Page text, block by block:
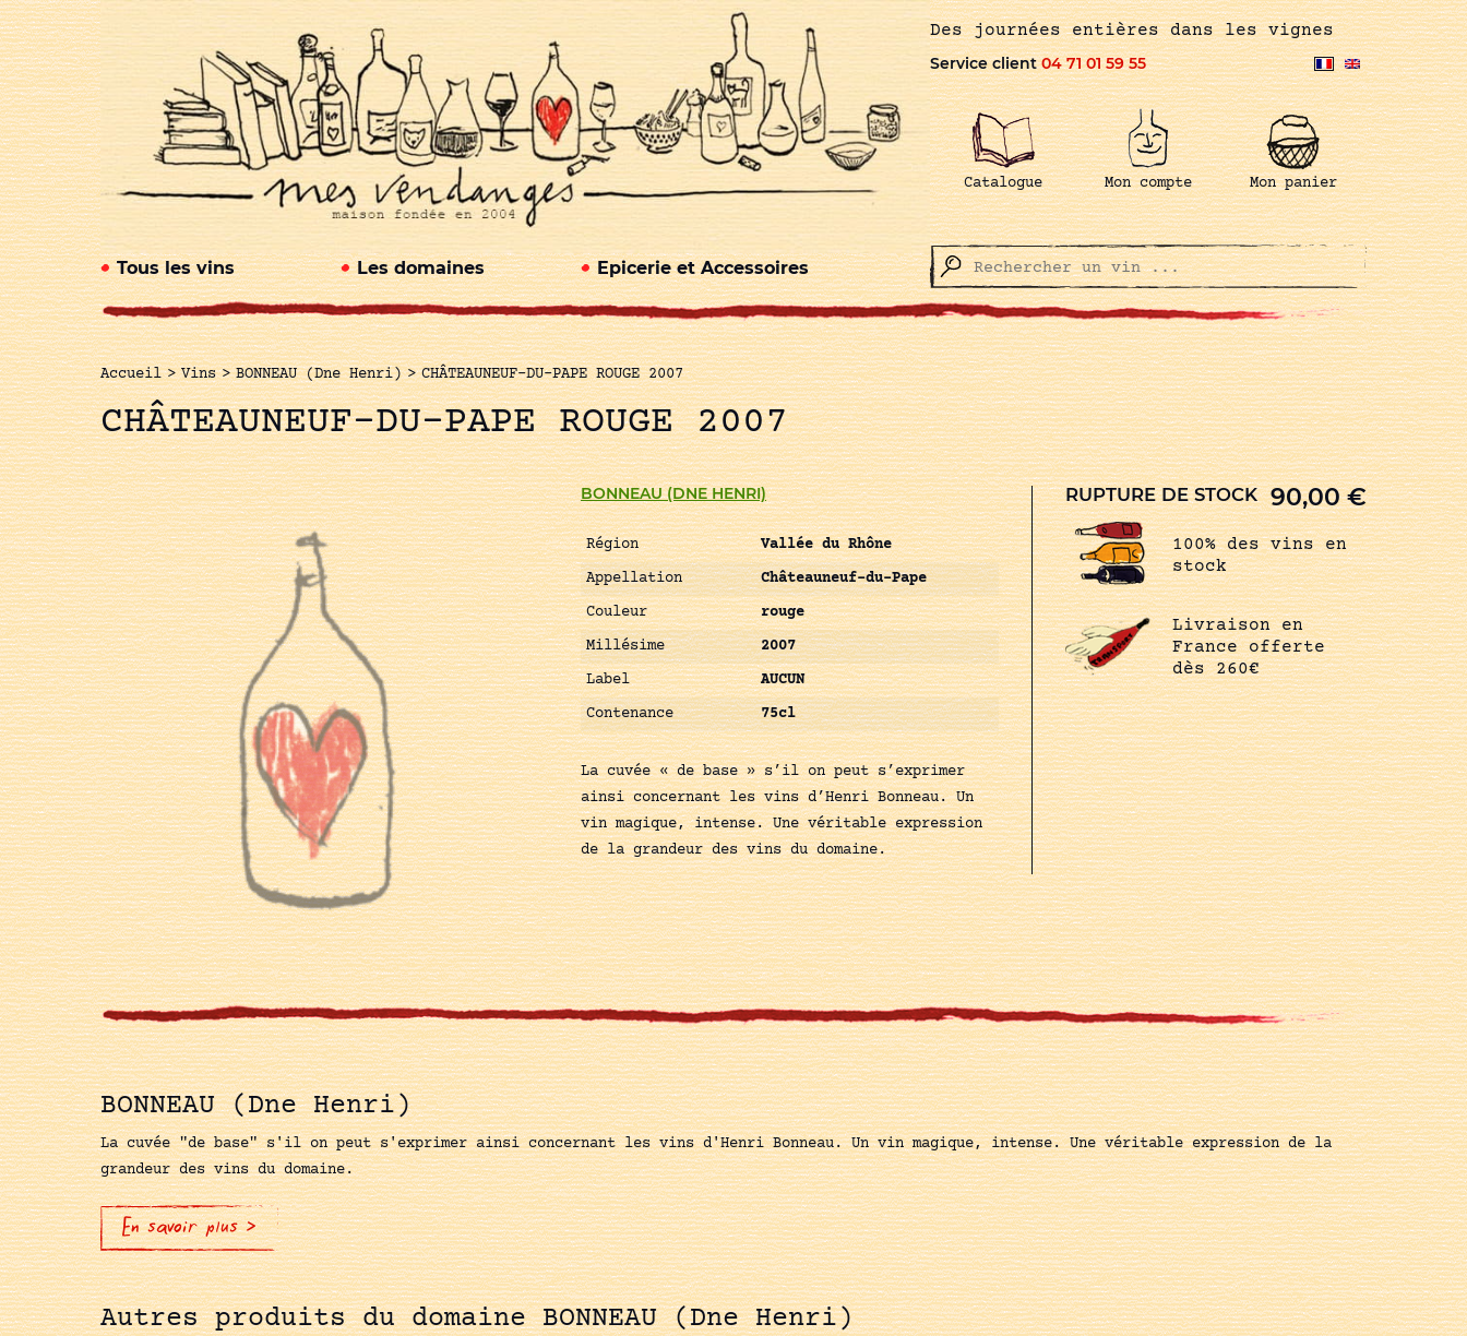
Des journées entières dans les vignes
Service client04 71 01 59 55
Catalogue Mon compte Mon panier
Tous les vins Les domaines Epicerie et Accessoires
Accueil > Vins > BONNEAU (Dne Henri) > CHÂTEAUNEUF-DU-PAPE ROUGE 2007
CHÂTEAUNEUF-DU-PAPE ROUGE 2007
BONNEAU (DNE HENRI)
Région
Vallée du Rhône
Appellation
Châteauneuf-du-Pape
Couleur
rouge
Millésime
2007
Label
AUCUN
Contenance
75cl
La cuvée « de base » s’il on peut s’exprimer
ainsi concernant les vins d’Henri Bonneau. Un
vin magique, intense. Une véritable expression
de la grandeur des vins du domaine.
RUPTURE DE STOCK 90,00€
100% des vins en
stock
Livraison en
France offerte
dès 260€
BONNEAU (Dne Henri)
La cuvée "de base" s'il on peut s'exprimer ainsi concernant les vins d'Henri Bonneau. Un vin magique, intense. Une véritable expression de la
grandeur des vins du domaine.
En savoir plus >
Autres produits du domaine BONNEAU (Dne Henri)